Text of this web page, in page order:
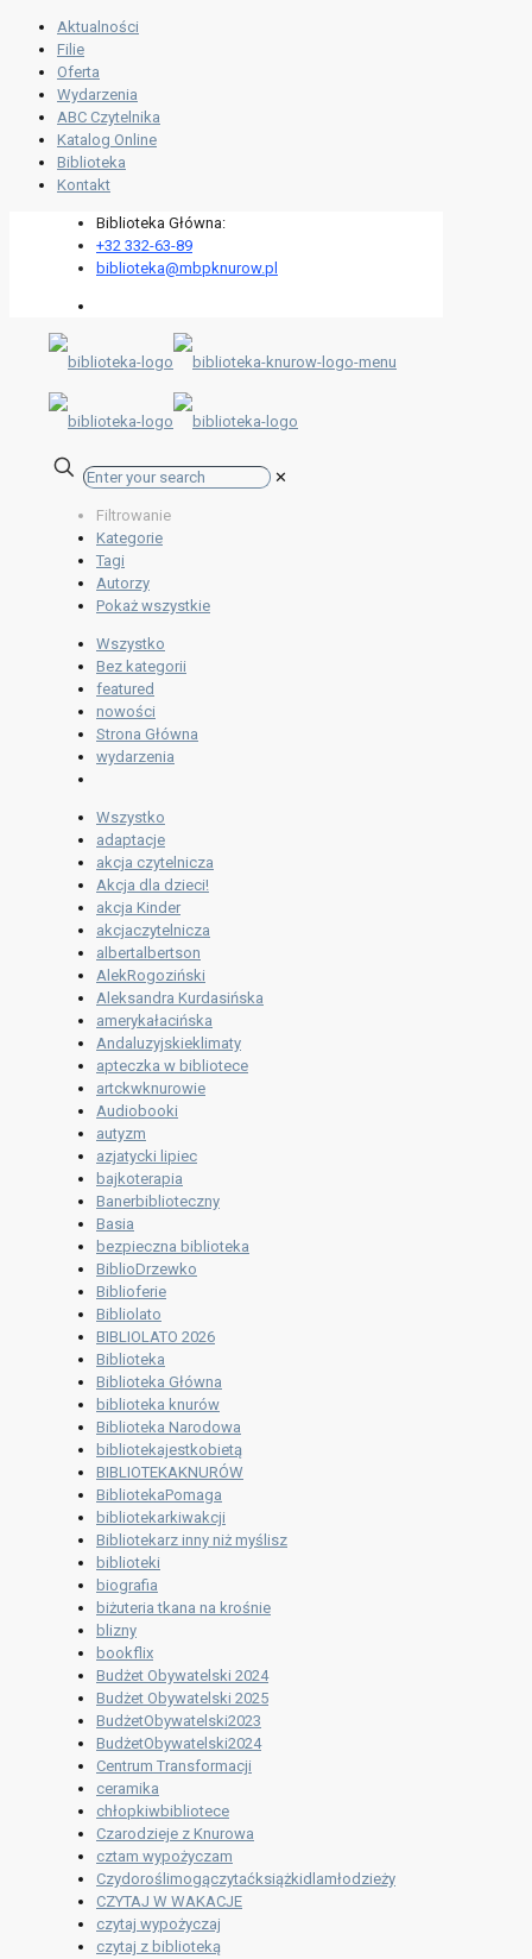
Aktualności
Filie
Oferta
Wydarzenia
ABC Czytelnika
Katalog Online
Biblioteka
Kontakt
Biblioteka Główna:
+32 332-63-89
biblioteka@mbpknurow.pl
✕
Filtrowanie
Kategorie
Tagi
Autorzy
Pokaż wszystkie
Wszystko
Bez kategorii
featured
nowości
Strona Główna
wydarzenia
Wszystko
adaptacje
akcja czytelnicza
Akcja dla dzieci!
akcja Kinder
akcjaczytelnicza
albertalbertson
AlekRogoziński
Aleksandra Kurdasińska
amerykałacińska
Andaluzyjskieklimaty
apteczka w bibliotece
artckwknurowie
Audiobooki
autyzm
azjatycki lipiec
bajkoterapia
Banerbiblioteczny
Basia
bezpieczna biblioteka
BiblioDrzewko
Biblioferie
Bibliolato
BIBLIOLATO 2026
Biblioteka
Biblioteka Główna
biblioteka knurów
Biblioteka Narodowa
bibliotekajestkobietą
BIBLIOTEKAKNURÓW
BibliotekaPomaga
bibliotekarkiwakcji
Bibliotekarz inny niż myślisz
biblioteki
biografia
biżuteria tkana na krośnie
blizny
bookflix
Budżet Obywatelski 2024
Budżet Obywatelski 2025
BudżetObywatelski2023
BudżetObywatelski2024
Centrum Transformacji
ceramika
chłopkiwbibliotece
Czarodzieje z Knurowa
cztam wypożyczam
Czydoroślimogączytaćksiążkidlamłodzieży
CZYTAJ W WAKACJE
czytaj wypożyczaj
czytaj z biblioteką